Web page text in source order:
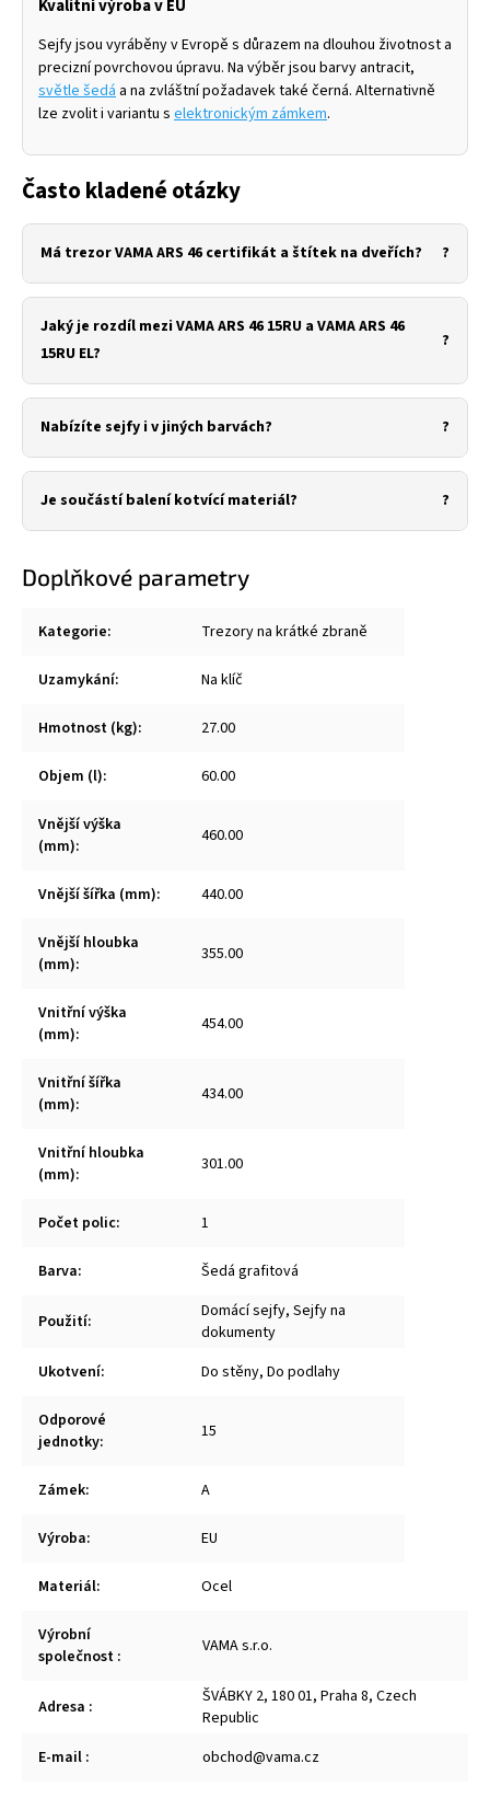
Kvalitní výroba v EU
Sejfy jsou vyráběny v Evropě s důrazem na dlouhou životnost a
precizní povrchovou úpravu. Na výběr jsou barvy antracit,
světle šedá a na zvláštní požadavek také černá. Alternativně
lze zvolit i variantu s elektronickým zámkem.
Často kladené otázky
Má trezor VAMA ARS 46 certifikát a štítek na dveřích?
Jaký je rozdíl mezi VAMA ARS 46 15RU a VAMA ARS 46
15RU EL?
Nabízíte sejfy i v jiných barvách?
Je součástí balení kotvící materiál?
Doplňkové parametry
Kategorie: Trezory na krátké zbraně
Uzamykání: Na klíč
Hmotnost (kg): 27.00
Objem (l): 60.00
Vnější výška
(mm): 460.00
Vnější šířka (mm): 440.00
Vnější hloubka
(mm): 355.00
Vnitřní výška
(mm): 454.00
Vnitřní šířka
(mm): 434.00
Vnitřní hloubka
(mm): 301.00
Počet polic: 1
Barva: Šedá grafitová
Použití:
Domácí sejfy, Sejfy na
dokumenty
Ukotvení: Do stěny, Do podlahy
Odporové
jednotky: 15
Zámek: A
Výroba: EU
Materiál: Ocel
Výrobní
společnost : VAMA s.r.o.
Adresa :
ŠVÁBKY 2, 180 01, Praha 8, Czech
Republic
E-mail : obchod@vama.cz